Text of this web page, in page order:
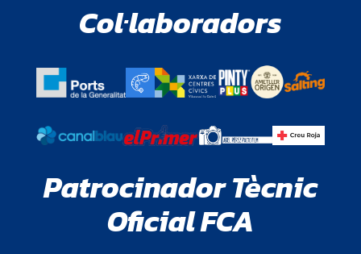
Col·laboradors
Patrocinador Tècnic
Oficial FCA